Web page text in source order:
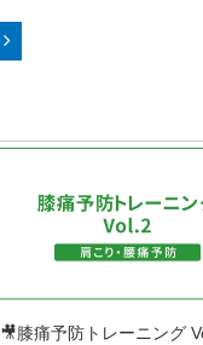
🎥膝痛予防トレーニング